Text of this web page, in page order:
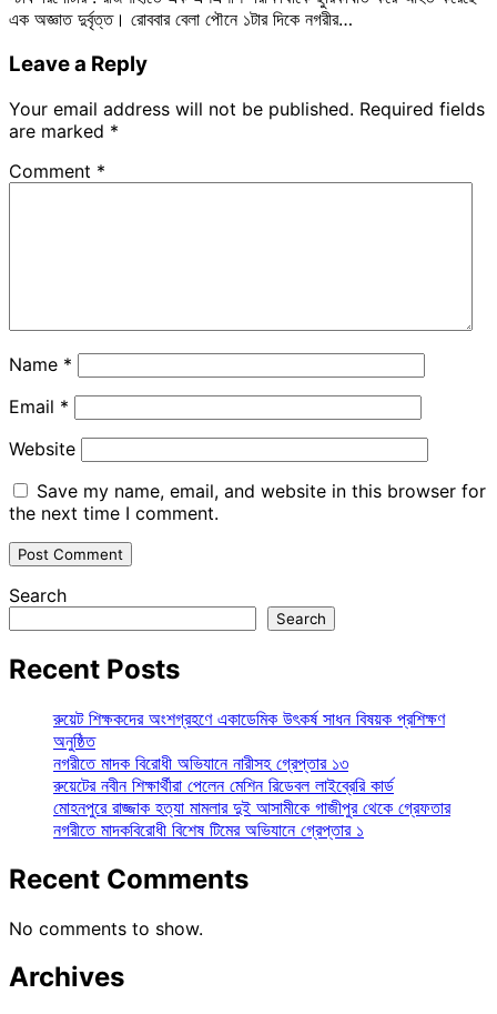
এক অজ্ঞাত দুর্বৃত্ত। রোববার বেলা পৌনে ১টার দিকে নগরীর…
Leave a Reply
Your email address will not be published. Required fields
are marked *
Comment *
Name *
Email *
Website
Save my name, email, and website in this browser for
the next time I comment.
Search
Search
Recent Posts
রুয়েট শিক্ষকদের অংশগ্রহণে একাডেমিক উৎকর্ষ সাধন বিষয়ক প্রশিক্ষণ
অনুষ্ঠিত
নগরীতে মাদক বিরোধী অভিযানে নারীসহ গ্রেপ্তার ১৩
রুয়েটের নবীন শিক্ষার্থীরা পেলেন মেশিন রিডেবল লাইব্রেরি কার্ড
মোহনপুরে রাজ্জাক হত্যা মামলার দুই আসামীকে গাজীপুর থেকে গ্রেফতার
নগরীতে মাদকবিরোধী বিশেষ টিমের অভিযানে গ্রেপ্তার ১
Recent Comments
No comments to show.
Archives